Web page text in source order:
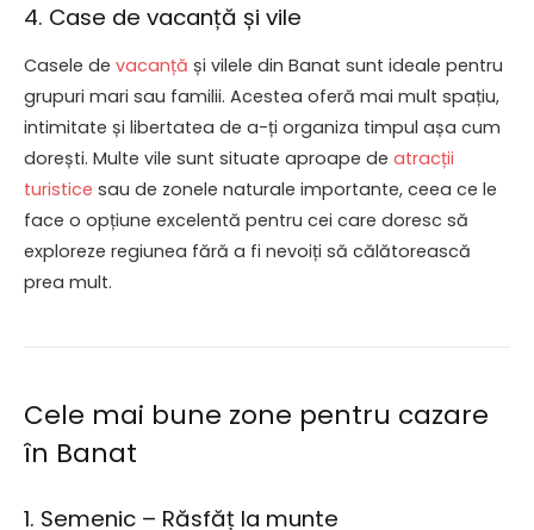
4. Case de vacanță și vile
Casele de vacanță și vilele din Banat sunt ideale pentru
grupuri mari sau familii. Acestea oferă mai mult spațiu,
intimitate și libertatea de a-ți organiza timpul așa cum
dorești. Multe vile sunt situate aproape de atracții
turistice sau de zonele naturale importante, ceea ce le
face o opțiune excelentă pentru cei care doresc să
exploreze regiunea fără a fi nevoiți să călătorească
prea mult.
Cele mai bune zone pentru cazare
în Banat
1. Semenic – Răsfăț la munte